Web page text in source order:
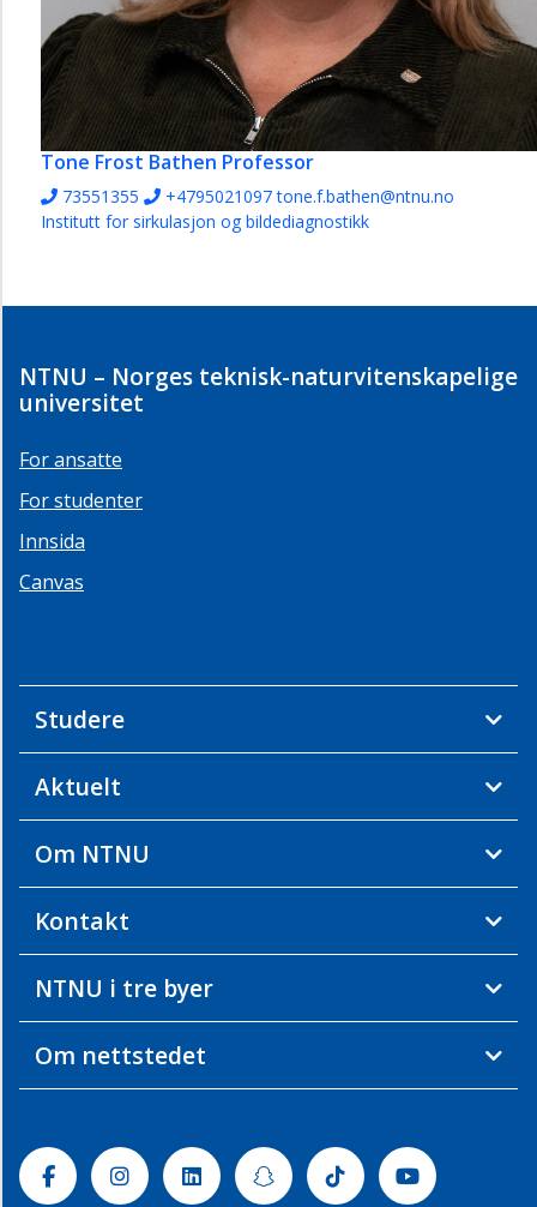
Tone Frost Bathen Professor
73551355 +4795021097 tone.f.bathen@ntnu.no
Institutt for sirkulasjon og bildediagnostikk
NTNU – Norges teknisk-naturvitenskapelige
universitet
For ansatte
For studenter
Innsida
Canvas
Studere
Aktuelt
Om NTNU
Kontakt
NTNU i tre byer
Om nettstedet
FacebookInstagramLinkedinSnapchatTiktok Youtube